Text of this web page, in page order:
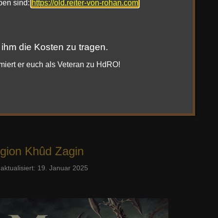
Die Mailinglisten stehen bereit!
Khûd Zagin
19. Januar 2025
sind: https://old.reiter-von-rohan.com
die Kosten zu tragen.
er euch als Veteran zu HdRO!